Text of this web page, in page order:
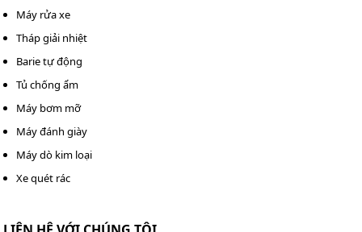
Máy rửa xe
Tháp giải nhiệt
Barie tự động
Tủ chống ẩm
Máy bơm mỡ
Máy đánh giày
Máy dò kim loại
Xe quét rác